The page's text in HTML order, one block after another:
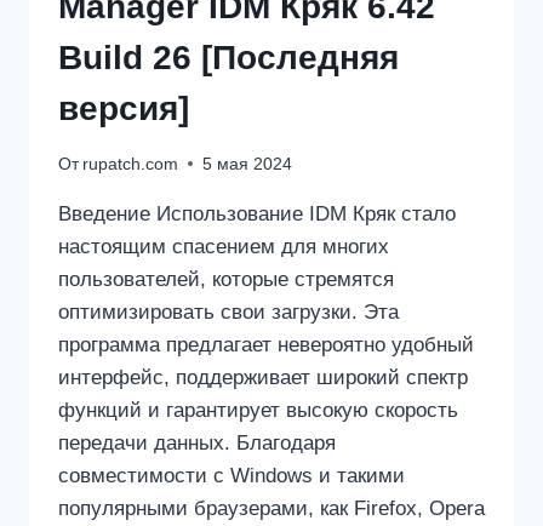
Build 26 [Последняя
версия]
От rupatch.com 5 мая 2024
Введение Использование IDM Кряк стало
настоящим спасением для многих
пользователей, которые стремятся
оптимизировать свои загрузки. Эта
программа предлагает невероятно удобный
интерфейс, поддерживает широкий спектр
функций и гарантирует высокую скорость
передачи данных. Благодаря
совместимости с Windows и такими
популярными браузерами, как Firefox, Opera